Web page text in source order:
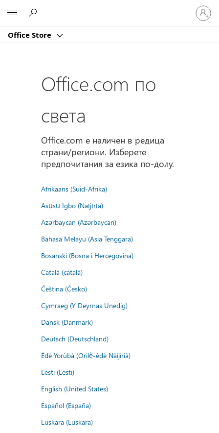
Office Store
Влезте
във
вашия
Office.com по
света
Office.com е наличен в редица
страни/региони. Изберете
предпочитания за езика по-долу.
Afrikaans (Suid-Afrika)
Asụsụ Igbo (Naịjịrịa)
Azərbaycan (Azərbaycan)
Bahasa Melayu (Asia Tenggara)
Bosanski (Bosna i Hercegovina)
Català (català)
Čeština (Česko)
Cymraeg (Y Deyrnas Unedig)
Dansk (Danmark)
Deutsch (Deutschland)
Èdè Yorùbá (Orilẹ̀-èdè Nàìjíríà)
Eesti (Eesti)
English (United States)
Español (España)
Euskara (Euskara)